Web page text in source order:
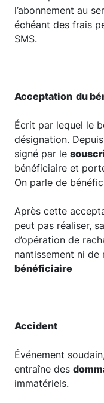
l’abonnement au
échéant des frais
SMS.
Acceptation du
Écrit par lequel le
désignation.
signé par le
bénéficiaire et
On parle de
Après cette
peut pas réaliser,
d’opération de
nantissement ni
bénéficiaire
Accident
Événement
entraîne des
immatériels.